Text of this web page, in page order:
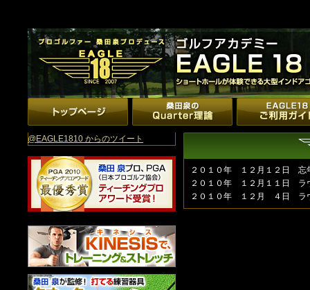
@EAGLE1810 からのツイート
２０１０年 １２月１２日 忘
２０１０年 １２月１１日 ラ
２０１０年 １２月 ４日 ラ